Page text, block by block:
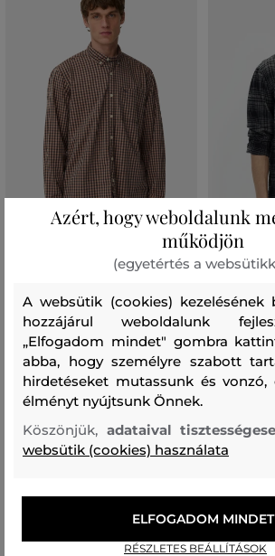
SHIRT
28 990 Ft
20 290 Ft
Elérhető méretek:
+1 további
Elérhető
Azért, hogy weboldalunk
működjön
(egyetértés a
A websütik (cookies) kezelésének
hozzájárul weboldalunk
„Elfogadom mindet" gombra
abba, hogy személyre szabott
hirdetéseket mutassunk és vonzó,
élményt nyújtsunk Önnek.
Köszönjük, adataival
websütik (cookies) használata
RÉSZLETES BEÁLLÍTÁSOK
ELFOGADOM MINDET